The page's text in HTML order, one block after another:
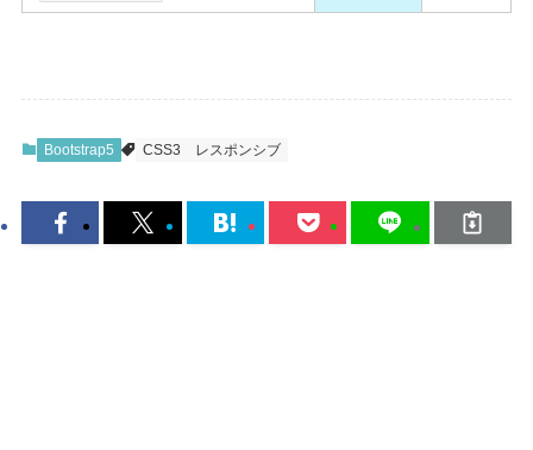
Bootstrap5 CSS3 レスポンシブ